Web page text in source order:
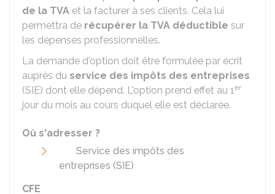
de la TVA et la facturer à ses clients. Cela lui
permettra de récupérer la TVA déductible sur
les dépenses professionnelles.
La demande d'option doit être formulée par écrit
auprès du service des impôts des entreprises
(SIE) dont elle dépend. L'option prend effet au 1er
jour du mois au cours duquel elle est déclarée.
Où s'adresser ?
Service des impôts des
entreprises (SIE)
CFE